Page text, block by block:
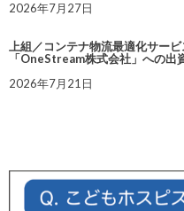
2026年7月27日
上組／コンテナ物流最適化サー
「OneStream株式会社」への出
2026年7月21日